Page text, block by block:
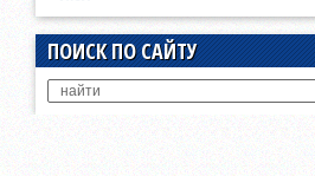
ПОИСК ПО САЙТУ